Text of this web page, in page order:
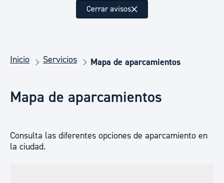
Cerrar avisos
Inicio Servicios Mapa de aparcamientos
Mapa de aparcamientos
Consulta las diferentes opciones de aparcamiento en
la ciudad.